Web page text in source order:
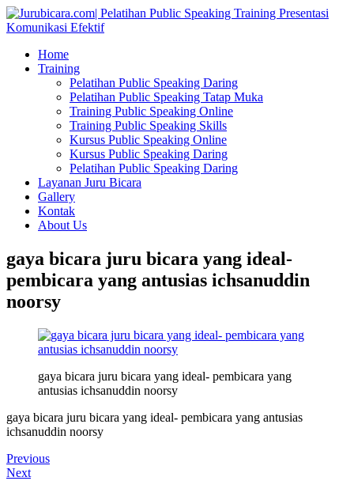
Home
Training
Pelatihan Public Speaking Daring
Pelatihan Public Speaking Tatap Muka
Training Public Speaking Online
Training Public Speaking Skills
Kursus Public Speaking Online
Kursus Public Speaking Daring
Pelatihan Public Speaking Daring
Layanan Juru Bicara
Gallery
Kontak
About Us
gaya bicara juru bicara yang ideal-
pembicara yang antusias ichsanuddin
noorsy
gaya bicara juru bicara yang ideal- pembicara yang
antusias ichsanuddin noorsy
gaya bicara juru bicara yang ideal- pembicara yang antusias
ichsanuddin noorsy
Previous
Next